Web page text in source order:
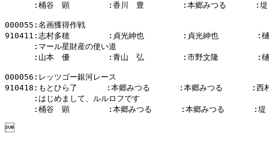
:桶谷　顕        :香川　豊        :本郷みつる      :堤
000055:名画獲得作戦
910411:志村多穂        :貞光紳也        :貞光紳也        :樋
      :マール星財産の使い道
:山本　優        :青山　弘        :市野文隆        :樋
000056:レッツゴー銀河レース
910418:もとひら了      :本郷みつる      :本郷みつる      :西
      :はじめまして、ルルロフです
